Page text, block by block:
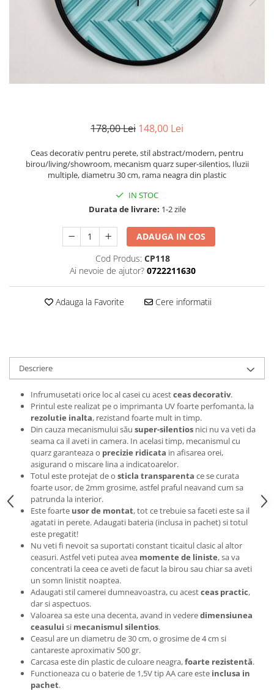
Zodia Fecioara
Zodia Gemeni
Zodia Taur
Tricou personalizat cu imaginea
sau textul tau
Tricouri familie
Tricouri drumetii
Tricouri pescari
Tricouri gameri
Tricouri music is life
Tricouri sporturi de iarna
Halloween
Tricouri aniversare
Tricouri cadou 20 ani
Tricouri cadou 30 ani
Tricouri cadou 40 ani
Tricouri cadou 50 ani
Tricouri cadou 60 ani
Tricouri motociclisti
Tricouri motociclisti
Tricouri enduro
Tricouri offroad
Tricouri biciclisti
Tricouri biciclisti
Tricouri biciclisti MTB
Tricouri biciclisti BMX
Tricouri biciclisti downhill
Tricouri skateboard
Tricouri sport/fitness
Tricouri fitness/sala de forta
Tricouri yoga
Tablouri PVC
Tablouri PVC copii
178,00 Lei 148,00 Lei
Ceas decorativ pentru perete, stil abstract/modern, pentru
birou/living/showroom, mecanism quarz super-silentios, Iluzii
multiple, diametru 30 cm, rama neagra din plastic
IN STOC
Durata de livrare: 1-2 zile
ADAUGA IN COS
Cod Produs: CP118
Ai nevoie de ajutor? 0722211630
Adauga la Favorite Cere informatii
Descriere
Infrumusetati orice loc al casei cu acestceas decorativ.
Printul este realizat pe o imprimanta UV foarte perfomanta, la
rezolutie inalta, rezistand foarte mult in timp.
Din cauza mecanismului său super-silentios nici nu va veti da
seama ca il aveti in camera. In acelasi timp, mecanismul cu
quarz garanteaza o precizie ridicata in afisarea orei,
asigurand o miscare lina a indicatoarelor.
Totul este protejat de o sticla transparenta ce se curata
foarte usor, de 2mm grosime, astfel praful neavand cum sa
patrunda la interior.
Este foarte usor de montat, tot ce trebuie sa faceti este sa il
agatati in perete. Adaugati bateria (inclusa in pachet) si totul
este pregatit!
Nu veti fi nevoit sa suportati constant ticaitul clasic al altor
ceasuri. Astfel veti putea avea momente de liniste, sa va
concentrati la ceea ce aveti de facut la birou sau chiar sa aveti
un somn linistit noaptea.
Adaugati stil camerei dumneavoastra, cu acestceas practic,
dar si aspectuos.
Valoarea sa este una decenta, avand in vederedimensiunea
ceasului si mecanismul silentios.
Ceasul are un diametru de 30 cm, o grosime de 4 cm si
cantareste aproximativ 500 gr.
Carcasa este din plastic de culoare neagra,foarte rezistentă.
Functioneaza cu o baterie de 1,5V tip AA care este inclusa in
pachet.